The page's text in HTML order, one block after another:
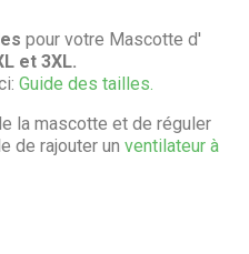
pour votre Mascotte d'
et 3XL.
Guide des tailles.
la mascotte et de réguler
de rajouter un ventilateur à